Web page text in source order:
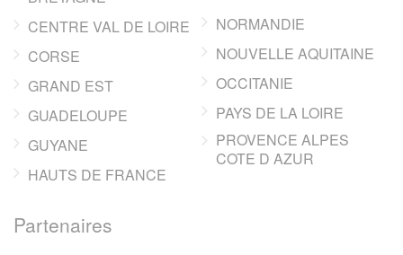
CENTRE VAL DE LOIRE
CORSE
GRAND EST
GUADELOUPE
GUYANE
HAUTS DE FRANCE
NORMANDIE
NOUVELLE AQUITAINE
OCCITANIE
PAYS DE LA LOIRE
PROVENCE ALPES
COTE D AZUR
Partenaires